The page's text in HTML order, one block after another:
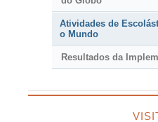
Atividades de
o Mundo
Resultados da